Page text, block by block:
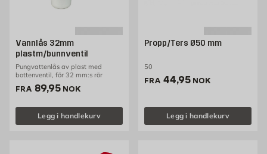
Vannlås 32mm
plastm/bunnventil
Pungvattenlås av plast med
bottenventil, för 32 mm:s rör
FRA Pris 89.95 NOK /stk
89,95 NOK
Legg i handlekurv
Propp/Ters Ø50 mm
50
FRA Pris 44.95 NOK /stk
44,95 NOK
Legg i handlekurv